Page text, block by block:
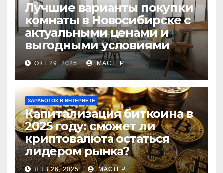
Лучшие варианты покупки
комнаты в Новосибирске с
актуальными ценами и
выгодными условиями
ОКТ 29, 2025 МАСТЕР
ЗАРАБОТОК В ИНТЕРНЕТЕ
Капитализация биткоина в
2025 году: сможет ли
криптовалюта остаться
лидером рынка?
ЯНВ 26, 2025 МАСТЕР